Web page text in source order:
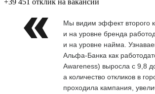
Мы видим эффект второго
и на уровне бренда
и на уровне найма.
Альфа-Банка как
Awareness) выросла с 9,8
а количество откликов в
проходила кампания,